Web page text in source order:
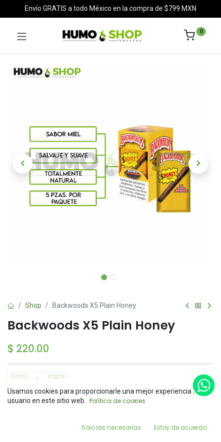
Price:
Add to Cart
Envío GRATIS a todo México en la compra de $799 MXN
0
Shop Backwoods X5 Plain Honey
Backwoods X5 Plain Honey
$ 220.00
Add to Cart Buy Now
Agregar a la lista de deseos
Usamos cookies para proporcionarle una mejor experiencia de
usuario en este sitio web.
Política de cookies
Solo las necesarias Estoy de acuerdo